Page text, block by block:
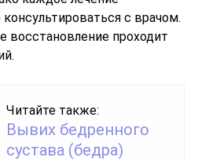
с врачом.
восстановление проходит
Читайте также:
Вывих бедренного
сустава (бедра)